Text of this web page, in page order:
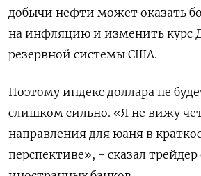
добычи нефти может оказать
на инфляцию и изменить курс
резервной системы США.
Поэтому индекс доллара не
слишком сильно. «Я не вижу
направления для юаня в
перспективе», - сказал трейдер